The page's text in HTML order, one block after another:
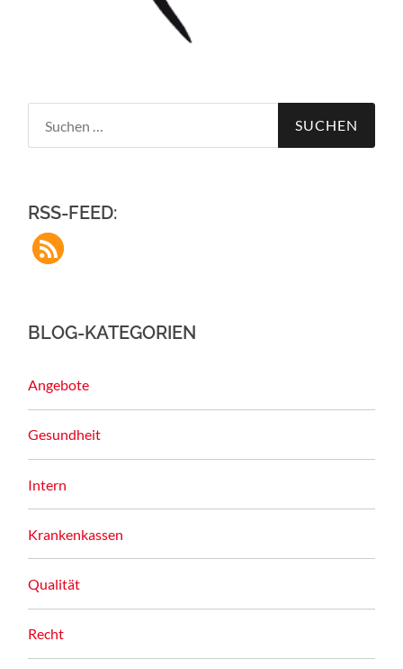
RSS-FEED:
BLOG-KATEGORIEN
Angebote
Gesundheit
Intern
Krankenkassen
Qualität
Recht